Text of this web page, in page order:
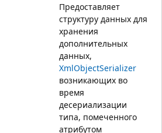
Предоставляет
структуру данных для
хранения
дополнительных
данных,
XmlObjectSerializer
возникающих во
время
десериализации
типа, помеченного
атрибутом